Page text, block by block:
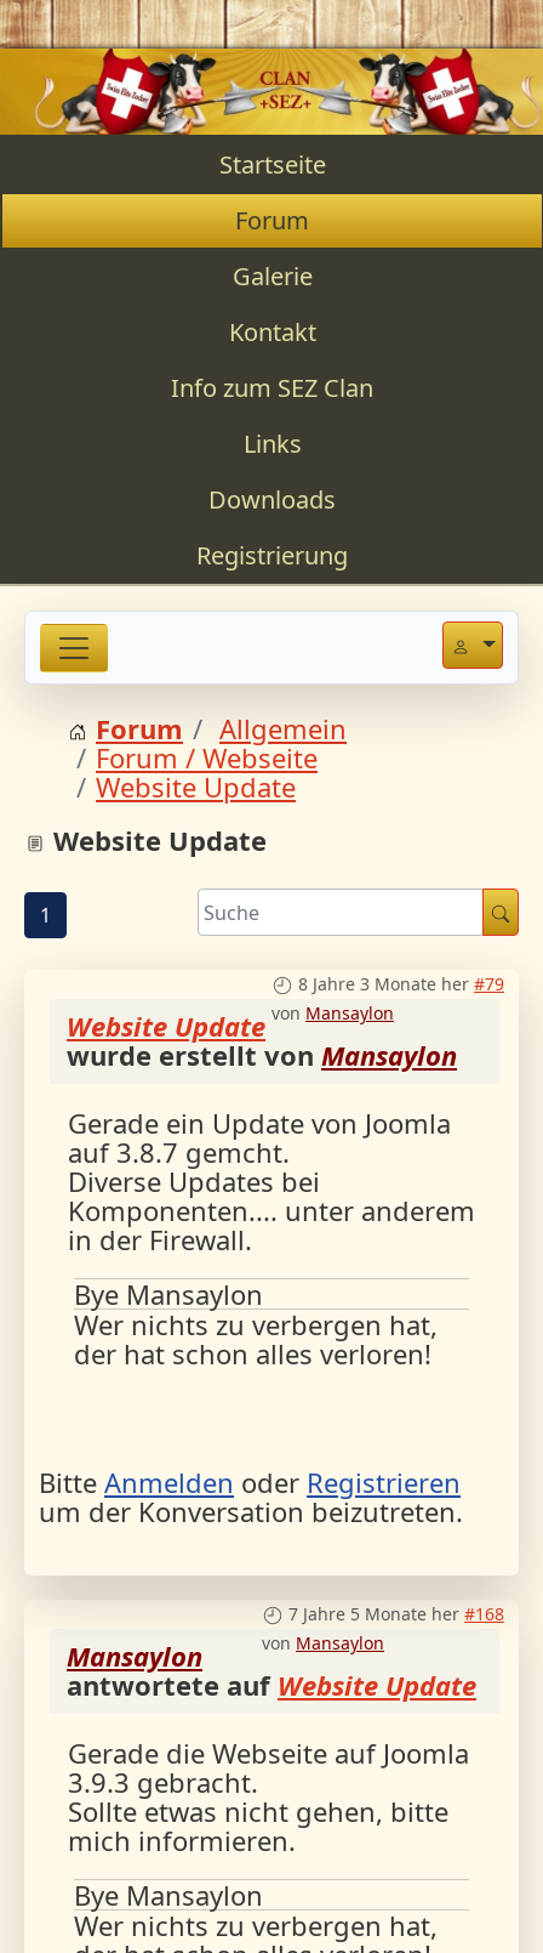
Startseite
Forum
Galerie
Kontakt
Info zum SEZ Clan
Links
Downloads
Registrierung
Forum
Allgemein
Forum / Webseite
Website Update
Website Update
1
8 Jahre 3 Monate her #79
von Mansaylon
Website Update
wurde erstellt von Mansaylon
Gerade ein Update von Joomla
auf 3.8.7 gemcht.
Diverse Updates bei
Komponenten.... unter anderem
in der Firewall.
Bye Mansaylon
Wer nichts zu verbergen hat,
der hat schon alles verloren!
Bitte Anmelden oder Registrieren
um der Konversation beizutreten.
7 Jahre 5 Monate her #168
von Mansaylon
Mansaylon
antwortete auf Website Update
Gerade die Webseite auf Joomla
3.9.3 gebracht.
Sollte etwas nicht gehen, bitte
mich informieren.
Bye Mansaylon
Wer nichts zu verbergen hat,